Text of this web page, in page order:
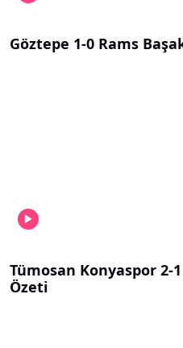
Göztepe 1-0 Rams
Tümosan Konyaspor 2-
Özeti